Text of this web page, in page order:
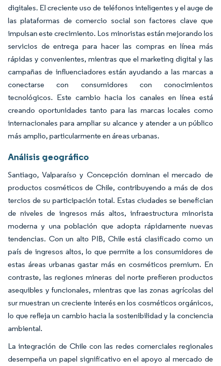
digitales. El creciente uso de teléfonos inteligentes y el auge de
las plataformas de comercio social son factores clave que
impulsan este crecimiento. Los minoristas están mejorando los
servicios de entrega para hacer las compras en línea más
rápidas y convenientes, mientras que el marketing digital y las
campañas de influenciadores están ayudando a las marcas a
conectarse con consumidores con conocimientos
tecnológicos. Este cambio hacia los canales en línea está
creando oportunidades tanto para las marcas locales como
internacionales para ampliar su alcance y atender a un público
más amplio, particularmente en áreas urbanas.
Análisis geográfico
Santiago, Valparaíso y Concepción dominan el mercado de
productos cosméticos de Chile, contribuyendo a más de dos
tercios de su participación total. Estas ciudades se benefician
de niveles de ingresos más altos, infraestructura minorista
moderna y una población que adopta rápidamente nuevas
tendencias. Con un alto PIB, Chile está clasificado como un
país de ingresos altos, lo que permite a los consumidores de
estas áreas urbanas gastar más en cosméticos premium. En
contraste, las regiones mineras del norte prefieren productos
asequibles y funcionales, mientras que las zonas agrícolas del
sur muestran un creciente interés en los cosméticos orgánicos,
lo que refleja un cambio hacia la sostenibilidad y la conciencia
ambiental.
La integración de Chile con las redes comerciales regionales
desempeña un papel significativo en el apoyo al mercado de